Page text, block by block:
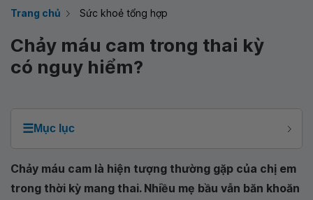
Trang chủ Sức khoẻ tổng hợp
Chảy máu cam trong thai kỳ
có nguy hiểm?
☰Mục lục
Chảy máu cam là hiện tượng thường gặp của chị em
trong thời kỳ mang thai. Nhiều mẹ bầu vẫn băn khoăn